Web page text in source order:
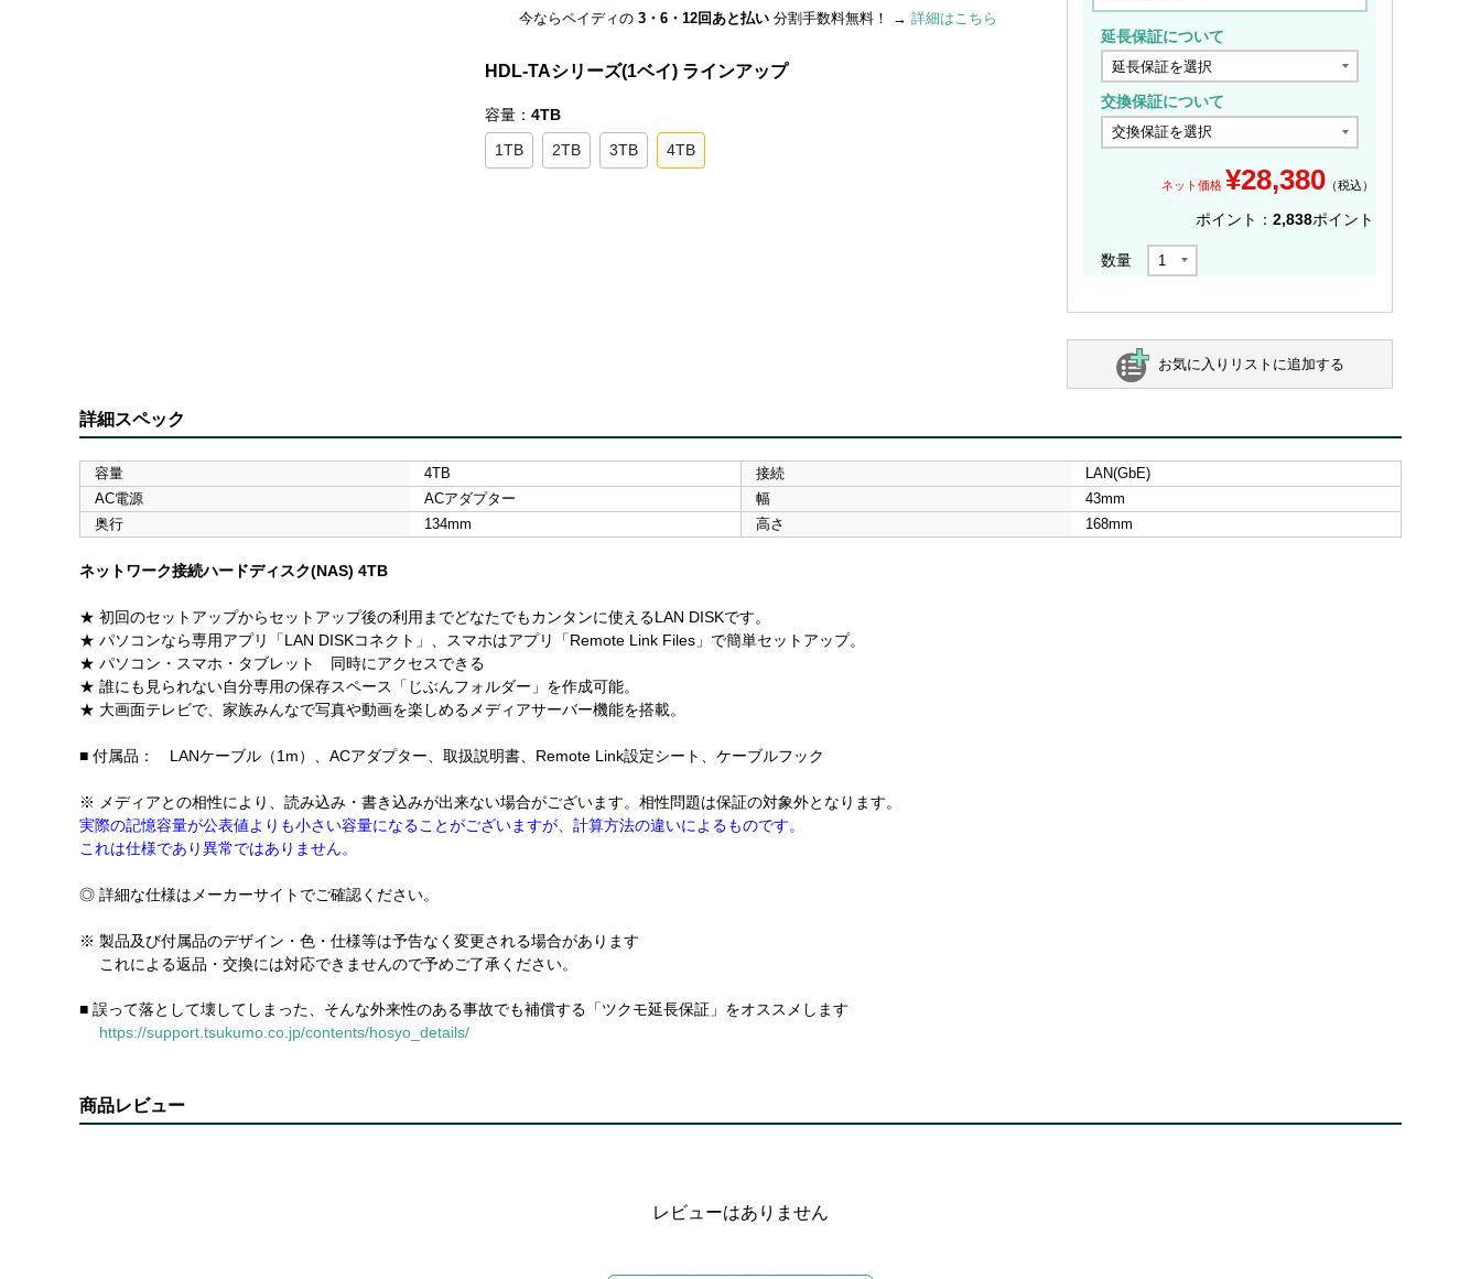
今ならペイディの 3・6・12回あと払い 分割手数料無料！ → 詳細はこちら
HDL-TAシリーズ(1ベイ) ラインアップ
容量： 4TB
1TB 2TB 3TB 4TB
延長保証について
交換保証について
ネット価格 ¥28,380 （税込）
ポイント： 2,838ポイント
数量
お気に入りリストに追加する
詳細スペック
容量 4TB 接続
LAN(GbE)
AC電源
ACアダプター 幅
43mm
奥行
134mm 高さ 168mm
ネットワーク接続ハードディスク(NAS) 4TB
★ 初回のセットアップからセットアップ後の利用までどなたでもカンタンに使えるLAN DISKです。
★ パソコンなら専用アプリ「LAN DISKコネクト」、スマホはアプリ「Remote Link Files」で簡単セットアップ。
★ パソコン・スマホ・タブレット 同時にアクセスできる
★ 誰にも見られない自分専用の保存スペース「じぶんフォルダー」を作成可能。
★ 大画面テレビで、家族みんなで写真や動画を楽しめるメディアサーバー機能を搭載。
■ 付属品： LANケーブル（1m）、ACアダプター、取扱説明書、Remote Link設定シート、ケーブルフック
※ メディアとの相性により、読み込み・書き込みが出来ない場合がございます。相性問題は保証の対象外となります。
実際の記憶容量が公表値よりも小さい容量になることがございますが、計算方法の違いによるものです。
これは仕様であり異常ではありません。
◎ 詳細な仕様はメーカーサイトでご確認ください。
※ 製品及び付属品のデザイン・色・仕様等は予告なく変更される場合があります
これによる返品・交換には対応できませんので予めご了承ください。
■ 誤って落として壊してしまった、そんな外来性のある事故でも補償する「ツクモ延長保証」をオススメします
https://support.tsukumo.co.jp/contents/hosyo_details/
商品レビュー
レビューはありません